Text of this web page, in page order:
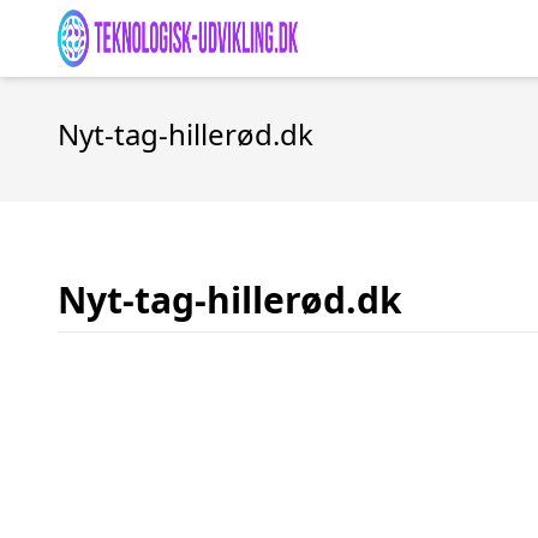
Nyt-tag-hillerød.dk
Nyt-tag-hillerød.dk